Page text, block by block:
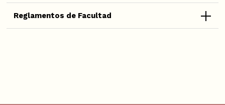
Reglamentos de Facultad